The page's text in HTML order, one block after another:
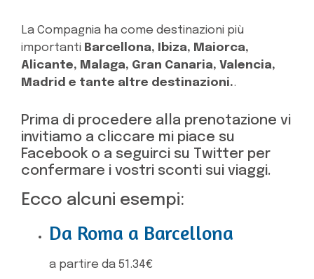
La Compagnia ha come destinazioni più
importanti Barcellona, Ibiza, Maiorca,
Alicante, Malaga, Gran Canaria, Valencia,
Madrid e tante altre destinazioni..
Prima di procedere alla prenotazione vi
invitiamo a cliccare mi piace su
Facebook o a seguirci su Twitter per
confermare i vostri sconti sui viaggi.
Ecco alcuni esempi:
Da Roma a Barcellona
a partire da 51.34€